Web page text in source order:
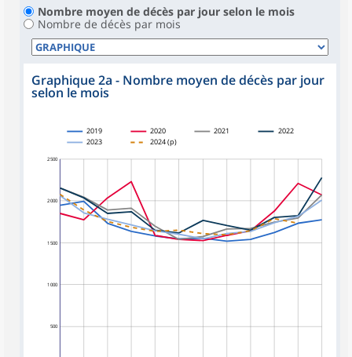
Nombre moyen de décès par jour selon le mois
Nombre de décès par mois
Graphique 2a - Nombre moyen de décès par jour
selon le mois
500
1 000
1 500
2 000
2 500
2019 2020 2021 2022
2023 2024 (p)